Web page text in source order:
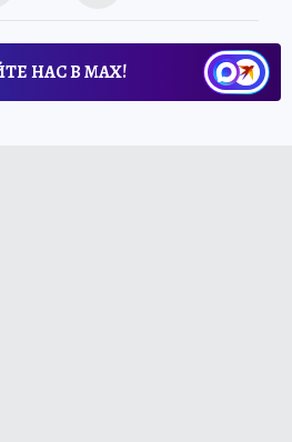
НАС В МАХ!